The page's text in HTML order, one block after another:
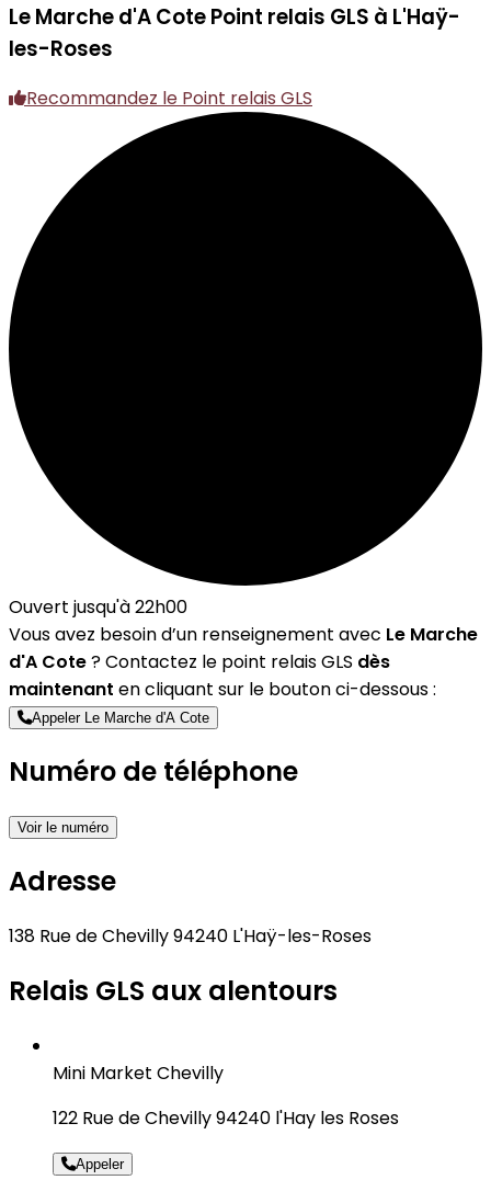
Le Marche d'A CotePoint relais GLS à L'Haÿ-
les-Roses
Recommandez le Point relais GLS
Ouvert jusqu'à 22h00
Vous avez besoin d’un renseignement avec Le Marche
d'A Cote? Contactez le point relais GLS dès
maintenant en cliquant sur le bouton ci-dessous :
Appeler Le Marche d'A Cote
Numéro de téléphone
Voir le numéro
Adresse
138 Rue de Chevilly 94240 L'Haÿ-les-Roses
Relais GLS aux alentours
Mini Market Chevilly
122 Rue de Chevilly 94240 l'Hay les Roses
Appeler